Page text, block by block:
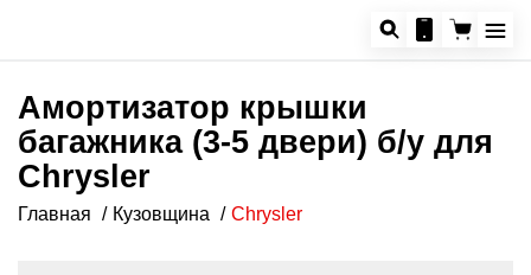
Амортизатор крышки
багажника (3-5 двери) б/у для
Chrysler
Главная Кузовщина Chrysler